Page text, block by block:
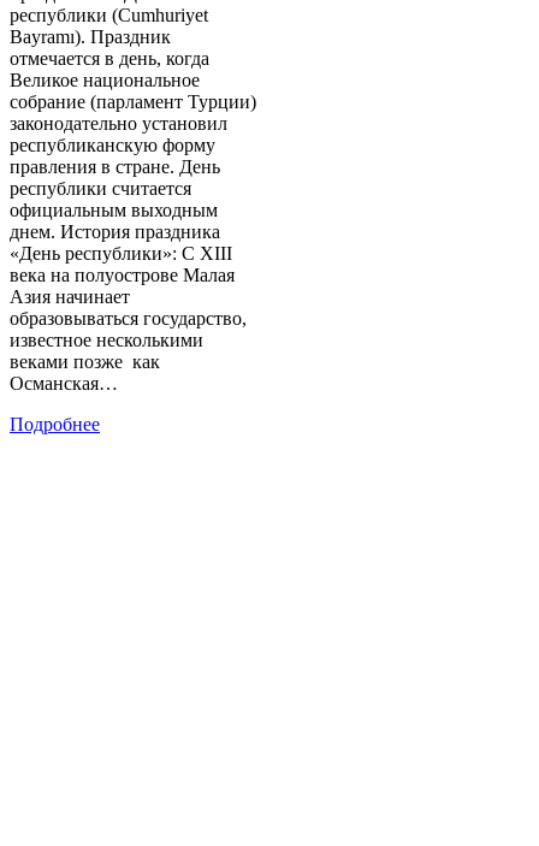
республики (Cumhuriyet
Bayramı). Праздник
отмечается в день, когда
Великое национальное
собрание (парламент Турции)
законодательно установил
республиканскую форму
правления в стране. День
республики считается
официальным выходным
днем. История праздника
«День республики»: С XIII
века на полуострове Малая
Азия начинает
образовываться государство,
известное несколькими
веками позже как
Османская…
Подробнее